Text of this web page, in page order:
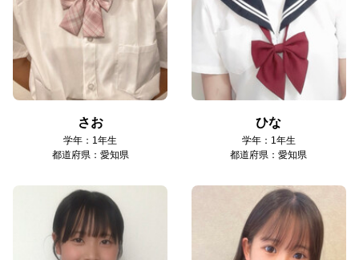
さお
学年：1年生
都道府県：愛知県
ひな
学年：1年生
都道府県：愛知県